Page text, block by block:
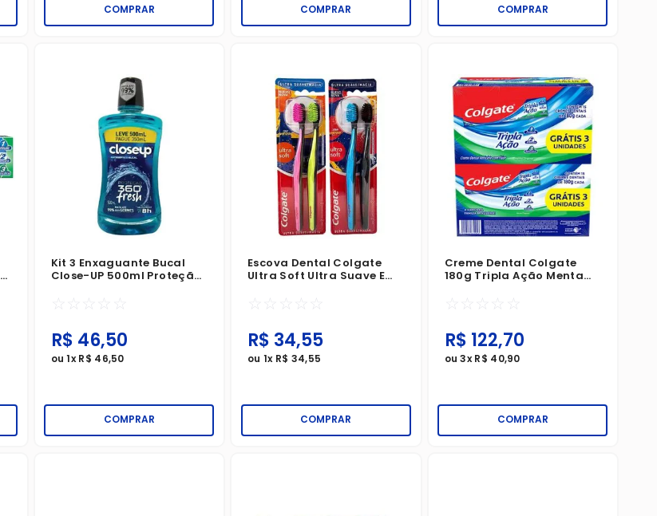
COMPRAR COMPRAR COMPRAR
Kit 3 Enxaguante Bucal
Close-UP 500ml Proteção
☆ ☆ ☆ ☆ ☆
R$ 46,50
ou1xR$ 46,50
COMPRAR
Escova Dental Colgate
Ultra Soft Ultra Suave E
☆ ☆ ☆ ☆ ☆
R$ 34,55
ou 1x R$ 34,55
COMPRAR
Creme Dental Colgate
180g Tripla Ação Menta
Unidades
☆ ☆ ☆ ☆ ☆
R$ 122,70
ou3xR$ 40,90
COMPRAR